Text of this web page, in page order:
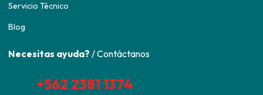
Servicio Técnico
Blog
Necesitas ayuda? / Contáctanos
+562 2381 1374